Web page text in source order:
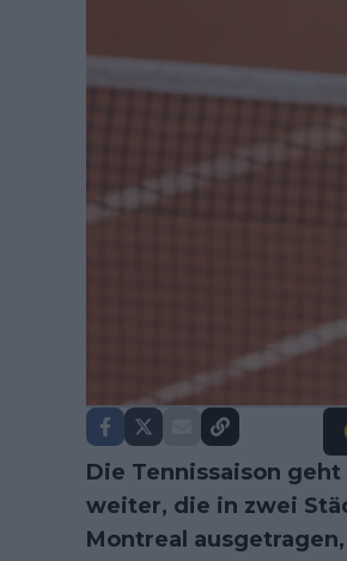
Die Tennissaison
weiter, die in zwei
Montreal